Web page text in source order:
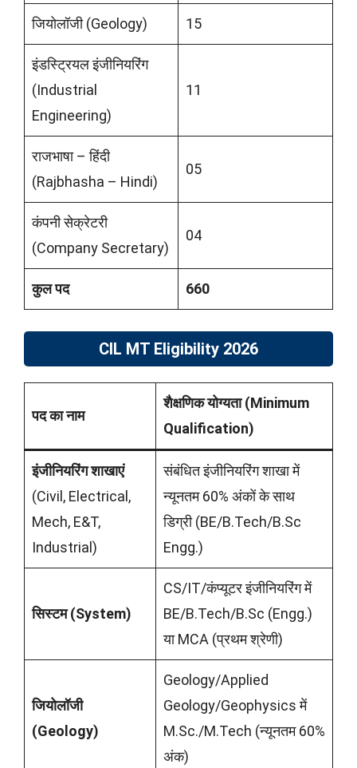
जियोलॉजी (Geology) 15
इंडस्ट्रियल इंजीनियरिंग
(Industrial
Engineering)
11
राजभाषा – हिंदी
(Rajbhasha – Hindi)
05
कंपनी सेक्रेटरी
(Company Secretary)
04
कुल पद 660
CIL MT Eligibility 2026
पद का नाम
शैक्षणिक योग्यता (Minimum
Qualification)
इंजीनियरिंग शाखाएं
(Civil, Electrical,
Mech, E&T,
Industrial)
संबंधित इंजीनियरिंग शाखा में
न्यूनतम 60% अंकों के साथ
डिग्री (BE/B.Tech/B.Sc
Engg.)
सिस्टम (System)
CS/IT/कंप्यूटर इंजीनियरिंग में
BE/B.Tech/B.Sc (Engg.)
या MCA (प्रथम श्रेणी)
जियोलॉजी
(Geology)
Geology/Applied
Geology/Geophysics में
M.Sc./M.Tech (न्यूनतम 60%
अंक)